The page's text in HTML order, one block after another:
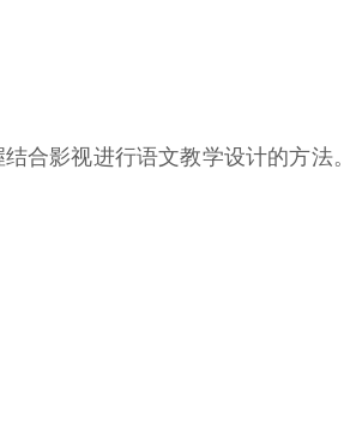
合影视进行语文教学设计的方法。